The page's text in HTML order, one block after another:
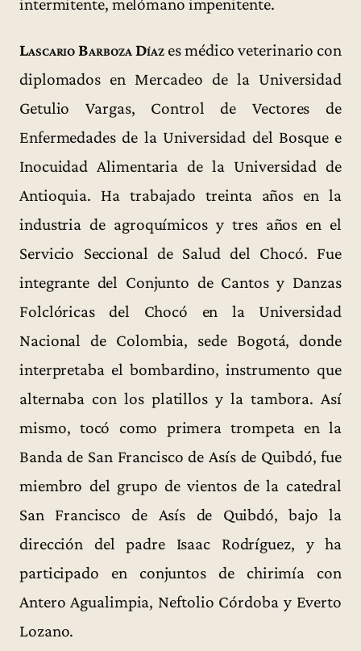
intermitente, melómano impenitente.
Lascario Barboza Díaz es médico veterinario con
diplomados en Mercadeo de la Universidad
Getulio Vargas, Control de Vectores de
Enfermedades de la Universidad del Bosque e
Inocuidad Alimentaria de la Universidad de
Antioquia. Ha trabajado treinta años en la
industria de agroquímicos y tres años en el
Servicio Seccional de Salud del Chocó. Fue
integrante del Conjunto de Cantos y Danzas
Folclóricas del Chocó en la Universidad
Nacional de Colombia, sede Bogotá, donde
interpretaba el bombardino, instrumento que
alternaba con los platillos y la tambora. Así
mismo, tocó como primera trompeta en la
Banda de San Francisco de Asís de Quibdó, fue
miembro del grupo de vientos de la catedral
San Francisco de Asís de Quibdó, bajo la
dirección del padre Isaac Rodríguez, y ha
participado en conjuntos de chirimía con
Antero Agualimpia, Neftolio Córdoba y Everto
Lozano.